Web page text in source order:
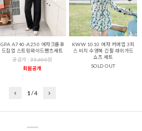
GPA A740-A250 여자크롭후
드집업 스트링와이드팬츠세트
공급가 :35,600원
회원공개
KWW 1010 여자 커버업 3피
스 비치 수영복 긴팔 래쉬가드
쇼츠 세트
SOLD OUT
1 /4